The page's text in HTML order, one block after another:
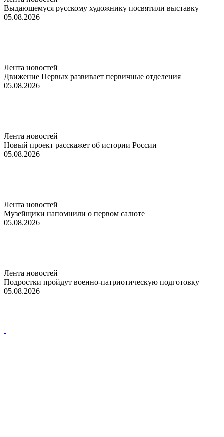
Выдающемуся русскому художнику посвятили выставку
05.08.2026
Лента новостей
Движение Первых развивает первичные отделения
05.08.2026
Лента новостей
Новый проект расскажет об истории России
05.08.2026
Лента новостей
Музейщики напомнили о первом салюте
05.08.2026
Лента новостей
Подростки пройдут военно-патриотическую подготовку
05.08.2026